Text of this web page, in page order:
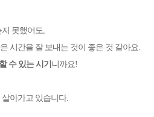
못했어도,
시간을 잘 보내는 것이 좋은 것 같아요.
수 있는 시기 니까요!
아가고 있습니다.